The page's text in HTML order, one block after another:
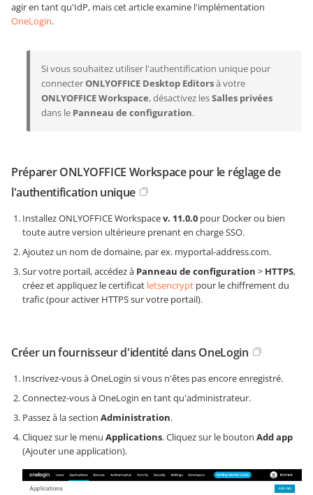
agir en tant qu'IdP, mais cet article examine l'implémentation
OneLogin.
Si vous souhaitez utiliser l'authentification unique pour
connecterONLYOFFICE Desktop Editorsà votre
ONLYOFFICE Workspace, désactivez lesSalles privées
dans le Panneau de configuration.
Préparer ONLYOFFICE Workspace pour le réglage de
l'authentification unique
Installez ONLYOFFICE Workspacev. 11.0.0 pour Docker ou bien
toute autre version ultérieure prenant en charge SSO.
Ajoutez un nom de domaine, par ex. myportal-address.com.
Sur votre portail, accédez à Panneau de configuration > HTTPS,
créez et appliquez le certificat letsencrypt pour le chiffrement du
trafic (pour activer HTTPS sur votre portail).
Créer un fournisseur d'identité dans OneLogin
Inscrivez-vous à OneLogin si vous n'êtes pas encore enregistré.
Connectez-vous à OneLogin en tant qu'administrateur.
Passez à la section Administration.
Cliquez sur le menu Applications. Cliquez sur le bouton Add app
(Ajouter une application).